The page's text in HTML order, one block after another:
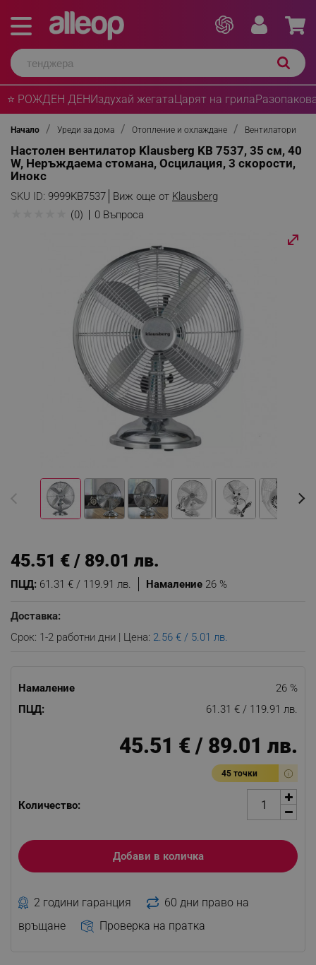
⭐ РОЖДЕН ДЕНИздухай жегатаЦарят на грила
Начало Уреди за дома Отопление и охлаждане Вентилатори
Настолен вентилатор Klausberg KB 7537, 35 см, 40
W, Неръждаема стомана, Осцилация, 3 скорости,
Инокс
SKU ID: 9999KB7537 Виж още от Klausberg
(0) 0 Въпроса
Намаление 26 %
ПЦД: 61.31 € / 119.91 лв.
45.51 € / 89.01 лв.
Доставка:
Срок: 1-2 работни дни | Цена: 2.56 € / 5.01 лв.
Намаление
26 %
ПЦД:
61.31 € / 119.91 лв.
45.51 € / 89.01 лв.
45 точки
Количество:
Добави в количка
2 години гаранция
60 дни право на
връщане
Проверка на пратка